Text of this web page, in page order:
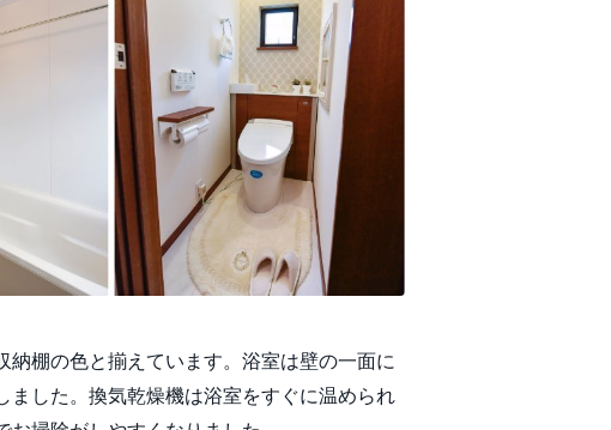
棚の色と揃えています。浴室は壁の一面に
した。換気乾燥機は浴室をすぐに温められ